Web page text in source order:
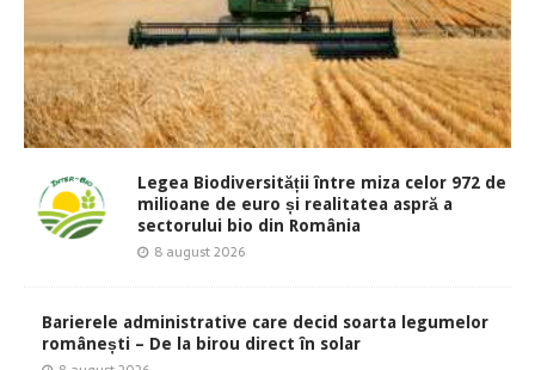
Legea Biodiversității între miza celor 972 de
milioane de euro și realitatea aspră a
sectorului bio din România
8 august 2026
Barierele administrative care decid soarta legumelor
românești – De la birou direct în solar